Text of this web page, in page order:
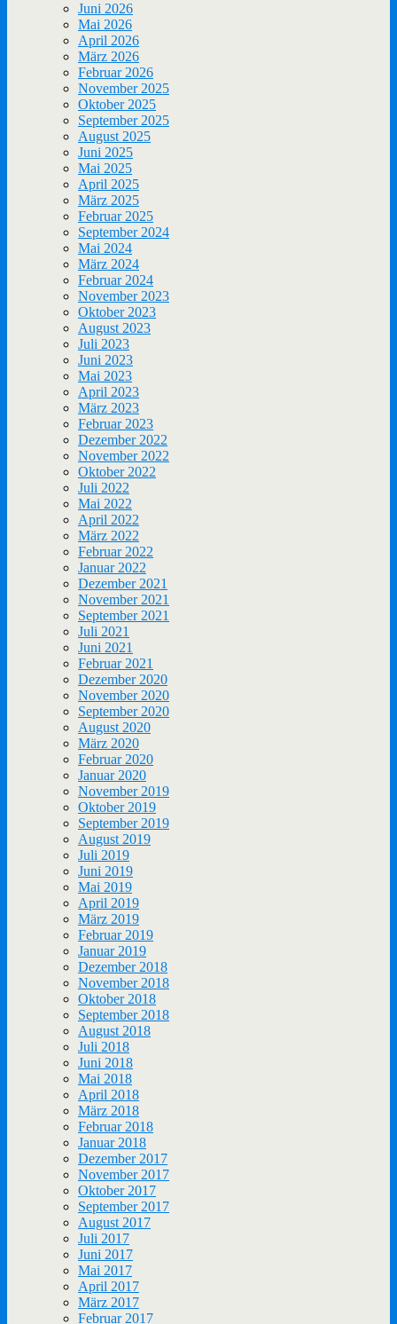
Juni 2026
Mai 2026
April 2026
März 2026
Februar 2026
November 2025
Oktober 2025
September 2025
August 2025
Juni 2025
Mai 2025
April 2025
März 2025
Februar 2025
September 2024
Mai 2024
März 2024
Februar 2024
November 2023
Oktober 2023
August 2023
Juli 2023
Juni 2023
Mai 2023
April 2023
März 2023
Februar 2023
Dezember 2022
November 2022
Oktober 2022
Juli 2022
Mai 2022
April 2022
März 2022
Februar 2022
Januar 2022
Dezember 2021
November 2021
September 2021
Juli 2021
Juni 2021
Februar 2021
Dezember 2020
November 2020
September 2020
August 2020
März 2020
Februar 2020
Januar 2020
November 2019
Oktober 2019
September 2019
August 2019
Juli 2019
Juni 2019
Mai 2019
April 2019
März 2019
Februar 2019
Januar 2019
Dezember 2018
November 2018
Oktober 2018
September 2018
August 2018
Juli 2018
Juni 2018
Mai 2018
April 2018
März 2018
Februar 2018
Januar 2018
Dezember 2017
November 2017
Oktober 2017
September 2017
August 2017
Juli 2017
Juni 2017
Mai 2017
April 2017
März 2017
Februar 2017